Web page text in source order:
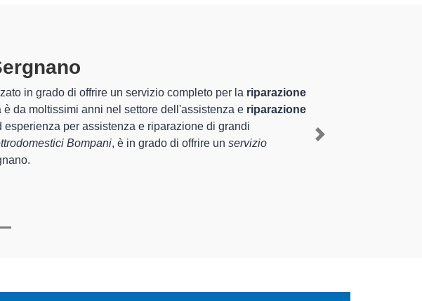
al cliente esperienza pluriennale nel territorio di Sergnano e provincia
Bompani a Sergnano, mediante il ripristino rapido del
grado di fornire interventi di diverse tipologie sugli elettrodomestici da
Next